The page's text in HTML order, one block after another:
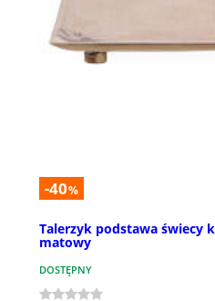
-40%
Talerzyk podstawa świecy
matowy
DOSTĘPNY